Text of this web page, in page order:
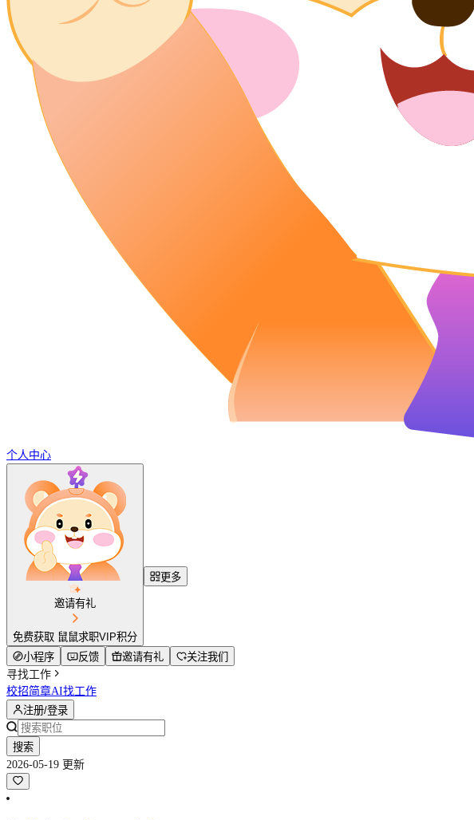
个人中心
邀请有礼
免费获取 鼠鼠求职VIP积分
更多
小程序 反馈 邀请有礼
关注我们
寻找工作
校招简章AI找工作
注册/登录
搜索
2026-05-19 更新